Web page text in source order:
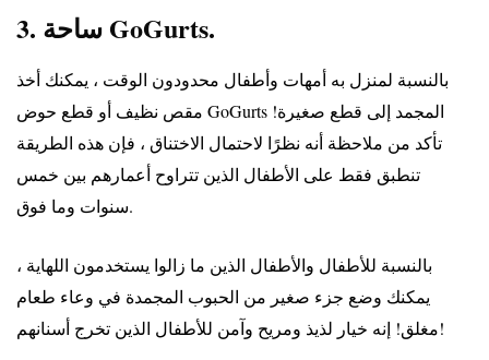
3. ساحة GoGurts.
بالنسبة لمنزل به أمهات وأطفال محدودون الوقت ، يمكنك أخذ
مقص نظيف أو قطع حوض GoGurts المجمد إلى قطع صغيرة!
تأكد من ملاحظة أنه نظرًا لاحتمال الاختناق ، فإن هذه الطريقة
تنطبق فقط على الأطفال الذين تتراوح أعمارهم بين خمس
سنوات وما فوق.
بالنسبة للأطفال والأطفال الذين ما زالوا يستخدمون اللهاية ،
يمكنك وضع جزء صغير من الحبوب المجمدة في وعاء طعام
مغلق! إنه خيار لذيذ ومريح وآمن للأطفال الذين تخرج أسنانهم!